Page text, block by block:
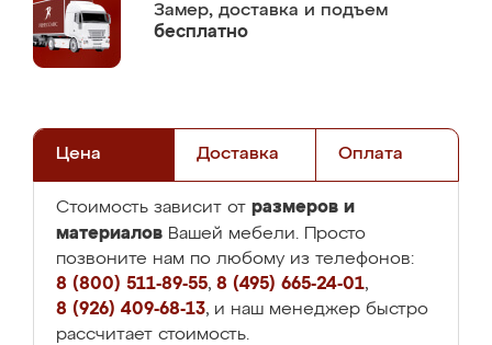
Замер, доставка и подъем
бесплатно
Цена Доставка Оплата
Стоимость зависит от размеров и
материалов Вашей мебели. Просто
позвоните нам по любому из телефонов:
8 (800) 511-89-55, 8 (495) 665-24-01,
8 (926) 409-68-13, и наш менеджер быстро
рассчитает стоимость.